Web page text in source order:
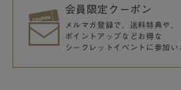
会員限定クーポン
メルマガ登録で、送料特典や、
ポイントアップなどお得な
シークレットイベントに参加い